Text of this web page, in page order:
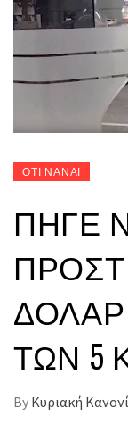
ΟΤΙ ΝΑΝΑΙ
ΠΉΓΕ
ΤΩΝ 5
By Κυριακή